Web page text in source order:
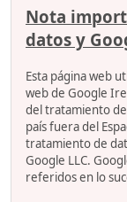
Nota
datos y
Esta página web
web de Google
del tratamiento
país fuera del
tratamiento de
Google LLC.
referidos en lo